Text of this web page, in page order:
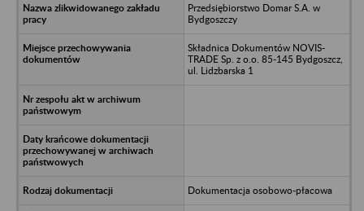
Przedsiębiorstwo Domar S.A. w
Bydgoszczy
Składnica Dokumentów NOVIS-
TRADE Sp. z o.o. 85-145 Bydgoszcz,
ul. Lidzbarska 1
Dokumentacja osobowo-płacowa